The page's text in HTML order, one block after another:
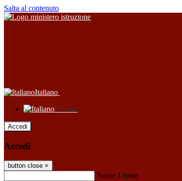
Salta al contenuto
Italiano
Italiano
Accedi
Accedi
button close ×
Nome Utente